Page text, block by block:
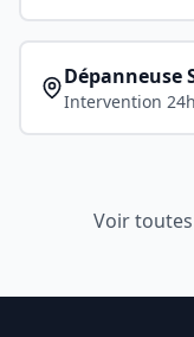
Dépanneuse
Intervention
Voir